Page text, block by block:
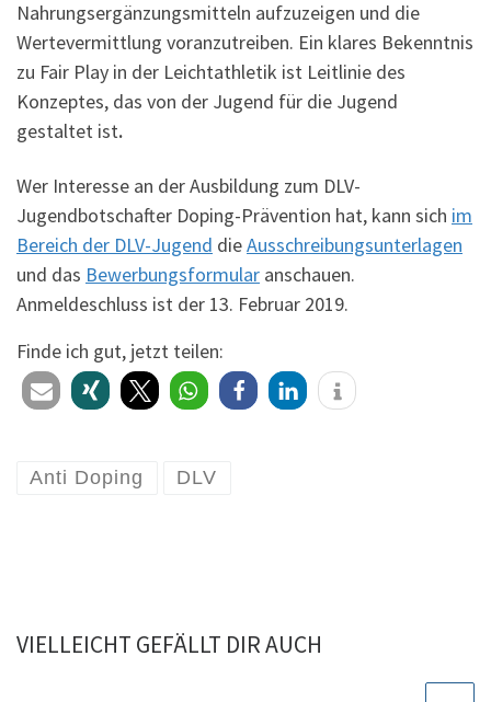
Nahrungsergänzungsmitteln aufzuzeigen und die
Wertevermittlung voranzutreiben. Ein klares Bekenntnis
zu Fair Play in der Leichtathletik ist Leitlinie des
Konzeptes, das von der Jugend für die Jugend
gestaltet ist.
Wer Interesse an der Ausbildung zum DLV-
Jugendbotschafter Doping-Prävention hat, kann sich im
Bereich der DLV-Jugend dieAusschreibungsunterlagen
und das Bewerbungsformular anschauen.
Anmeldeschluss ist der 13. Februar 2019.
Finde ich gut, jetzt teilen:
Anti Doping DLV
VIELLEICHT GEFÄLLT DIR AUCH